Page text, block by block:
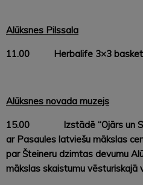
Alūksnes Pilssala
11.00 Herbalife 3×3
Alūksnes novada muzejs
15.00 Izstādē “Ojārs un
ar Pasaules latviešu mākslas
par Šteineru dzimtas devumu
mākslas skaistumu vēsturiskajā